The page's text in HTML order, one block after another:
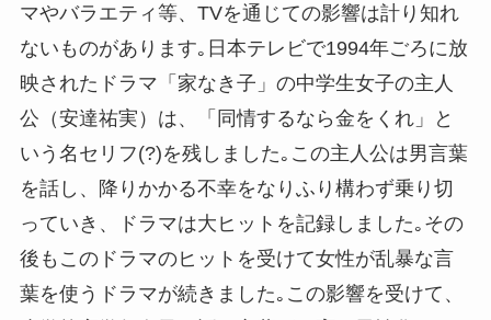
マやバラエティ等、TVを通じての影響は計り知れ
ないものがあります｡日本テレビで1994年ごろに放
映されたドラマ「家なき子」の中学生女子の主人
公（安達祐実）は、「同情するなら金をくれ」と
いう名セリフ(?)を残しました｡この主人公は男言葉
を話し、降りかかる不幸をなりふり構わず乗り切
っていき、ドラマは大ヒットを記録しました｡その
後もこのドラマのヒットを受けて女性が乱暴な言
葉を使うドラマが続きました｡この影響を受けて、